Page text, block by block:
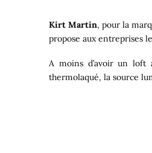
Kirt Martin, pour la
propose aux entreprises
A moins d’avoir un loft
thermolaqué, la source